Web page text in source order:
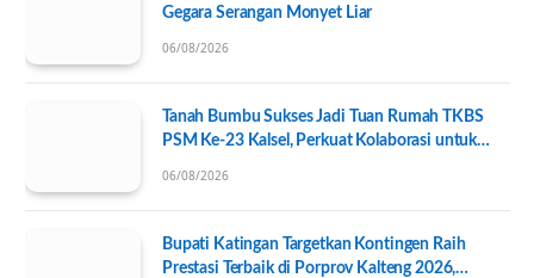
Gegara Serangan Monyet Liar
06/08/2026
Tanah Bumbu Sukses Jadi Tuan Rumah TKBS
PSM Ke-23 Kalsel, Perkuat Kolaborasi untuk
06/08/2026
Bupati Katingan Targetkan Kontingen Raih
Prestasi Terbaik di Porprov Kalteng 2026,